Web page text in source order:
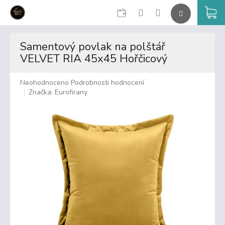
CZK
Samentový povlak na polštář
VELVET RIA 45x45 Hořčicový
Průměrné
hodnocení
Neohodnoceno Podrobnosti hodnocení
Značka: Eurofirany